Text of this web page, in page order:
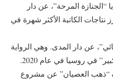
“الجنازة المرحة”، عن دار
نتاجات الكاتبة الأكثر شهرة في
عن دار المدى. وهي الرواية
في روسيا في عام 2020.
“ذهب العصيان” عن مشروع